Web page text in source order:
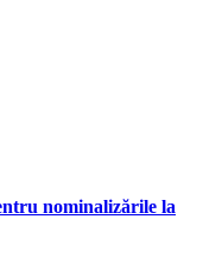
nominalizările la